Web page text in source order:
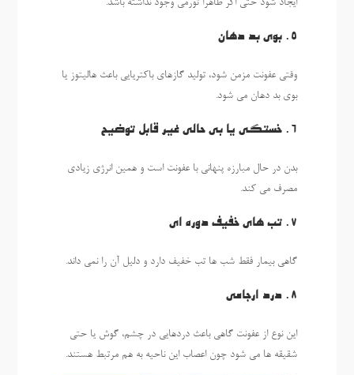
ایجاد شود حتی اگر ظاهرا تورمی وجود نداشته باشد.
5. بوی بد دهان
وقتی عفونت مزمن شود، تولید گازهای باکتریایی باعث هالیتوز یا
بوی بد دهان می شود.
6. خستگی یا بی حالی غیر قابل توضیح
بدن در حال مبارزه پنهانی با عفونت است و همین انرژی زیادی
مصرف می کند.
7. تب های خفیف دوره ای
گاهی بیمار فقط شب ها تب خفیف دارد و دلیل آن را نمی داند.
8. درد ارجاعی
این نوع از عفونت گاهی باعث دردهایی در چشم، گوش یا حتی
شقیقه ها می شود چون اعصاب این ناحیه به هم مرتبط هستند.